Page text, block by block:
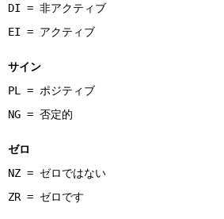
DI = 非アクティブ
EI = アクティブ
サイン
PL = ポジティブ
NG = 否定的
ゼロ
NZ = ゼロではない
ZR = ゼロです